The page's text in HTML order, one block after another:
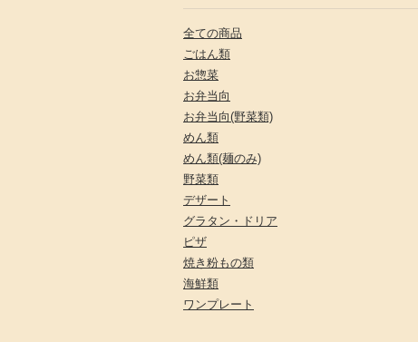
全ての商品
ごはん類
お惣菜
お弁当向
お弁当向(野菜類)
めん類
めん類(麺のみ)
野菜類
デザート
グラタン・ドリア
ピザ
焼き粉もの類
海鮮類
ワンプレート